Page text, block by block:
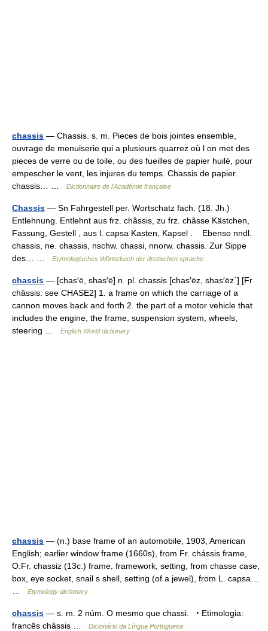
chassis — Chassis. s. m. Pieces de bois jointes ensemble,
ouvrage de menuiserie qui a plusieurs quarrez où l on met des
pieces de verre ou de toile, ou des fueilles de papier huilé, pour
empescher le vent, les injures du temps. Chassis de papier.
chassis… …
Dictionnaire de l'Académie française
Chassis — Sn Fahrgestell per. Wortschatz fach. (18. Jh.)
Entlehnung. Entlehnt aus frz. châssis, zu frz. châsse Kästchen,
Fassung, Gestell , aus l. capsa Kasten, Kapsel . Ebenso nndl.
chassis, ne. chassis, nschw. chassi, nnorw. chassis. Zur Sippe
des… …
Etymologisches Wörterbuch der deutschen sprache
chassis — [chas′ē, shas′ē] n. pl. chassis [chas′ēz, shas′ēz΄] [Fr
châssis: see CHASE2] 1. a frame on which the carriage of a
cannon moves back and forth 2. the part of a motor vehicle that
includes the engine, the frame, suspension system, wheels,
steering …
English World dictionary
chassis — (n.) base frame of an automobile, 1903, American
English; earlier window frame (1660s), from Fr. chássis frame,
O.Fr. chassiz (13c.) frame, framework, setting, from chasse case,
box, eye socket, snail s shell, setting (of a jewel), from L. capsa…
Etymology dictionary
chassis — s. m. 2 núm. O mesmo que chassi. ‣ Etimologia:
francês châssis …
Dicionário da Língua Portuguesa